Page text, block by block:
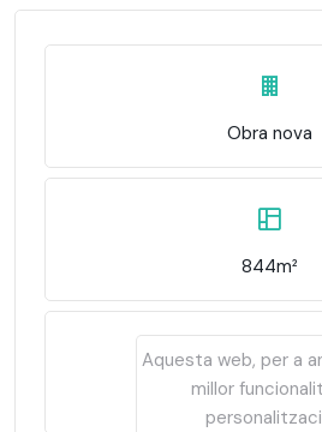
Obra nova
844m²
2025-07-11
Aquesta web, per a
millor